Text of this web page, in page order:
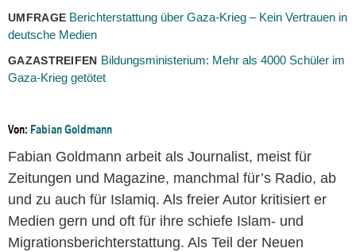
UMFRAGE Berichterstattung über Gaza-Krieg – Kein Vertrauen in
deutsche Medien
GAZASTREIFEN Bildungsministerium: Mehr als 4000 Schüler im
Gaza-Krieg getötet
Von: Fabian Goldmann
Fabian Goldmann arbeit als Journalist, meist für
Zeitungen und Magazine, manchmal für’s Radio, ab
und zu auch für Islamiq. Als freier Autor kritisiert er
Medien gern und oft für ihre schiefe Islam- und
Migrationsberichterstattung. Als Teil der Neuen